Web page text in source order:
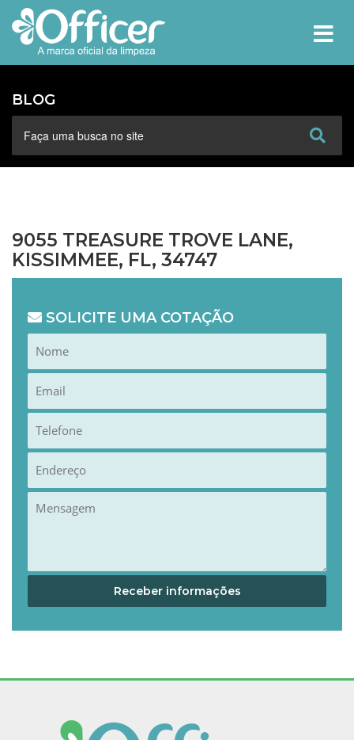
BLOG
9055 TREASURE TROVE LANE,
KISSIMMEE, FL, 34747
SOLICITE UMA COTAÇÃO